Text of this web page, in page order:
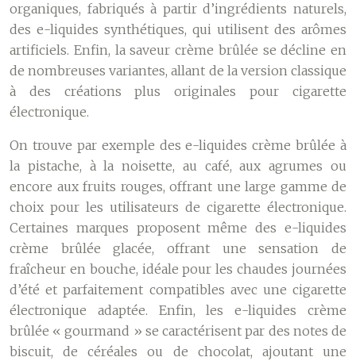
organiques, fabriqués à partir d’ingrédients naturels,
des e-liquides synthétiques, qui utilisent des arômes
artificiels. Enfin, la saveur crème brûlée se décline en
de nombreuses variantes, allant de la version classique
à des créations plus originales pour cigarette
électronique.
On trouve par exemple des e-liquides crème brûlée à
la pistache, à la noisette, au café, aux agrumes ou
encore aux fruits rouges, offrant une large gamme de
choix pour les utilisateurs de cigarette électronique.
Certaines marques proposent même des e-liquides
crème brûlée glacée, offrant une sensation de
fraîcheur en bouche, idéale pour les chaudes journées
d’été et parfaitement compatibles avec une cigarette
électronique adaptée. Enfin, les e-liquides crème
brûlée « gourmand » se caractérisent par des notes de
biscuit, de céréales ou de chocolat, ajoutant une